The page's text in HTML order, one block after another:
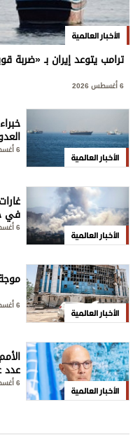
الأخبار العالمية
ترامب يتوعد إيران بـ «ضربة
الأخبار العالمية
الأخبار العالمية
في
الأخبار العالمية
الأخبار العالمية
عدد